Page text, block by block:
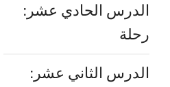
الدرس الحادي عشر:
رحلة
الدرس الثاني عشر: